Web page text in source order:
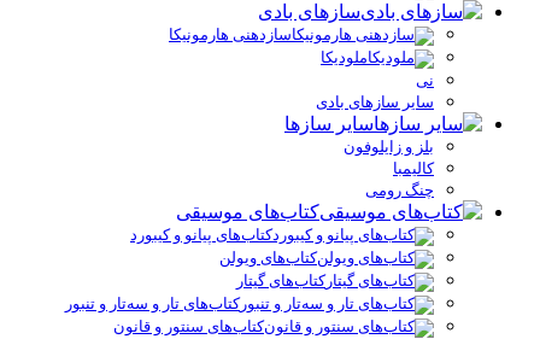
سازهای بادی
سازدهنی هارمونیکا
ملودیکا
نی
سایر سازهای بادی
سایر سازها
بلز و زایلوفون
کالیمبا
چنگ رومی
کتاب‌های موسیقی
کتاب‌های پیانو و کیبورد
کتاب‌های ویولن
کتاب‌های گیتار
کتاب‌های تار و سه‌تار و تنبور
کتاب‌های سنتور و قانون